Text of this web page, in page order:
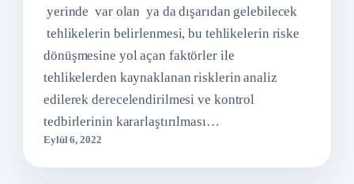
yerinde var olan ya da dışarıdan gelebilecek
tehlikelerin belirlenmesi, bu tehlikelerin riske
dönüşmesine yol açan faktörler ile
tehlikelerden kaynaklanan risklerin analiz
edilerek derecelendirilmesi ve kontrol
tedbirlerinin kararlaştırılması…
Eylül 6, 2022